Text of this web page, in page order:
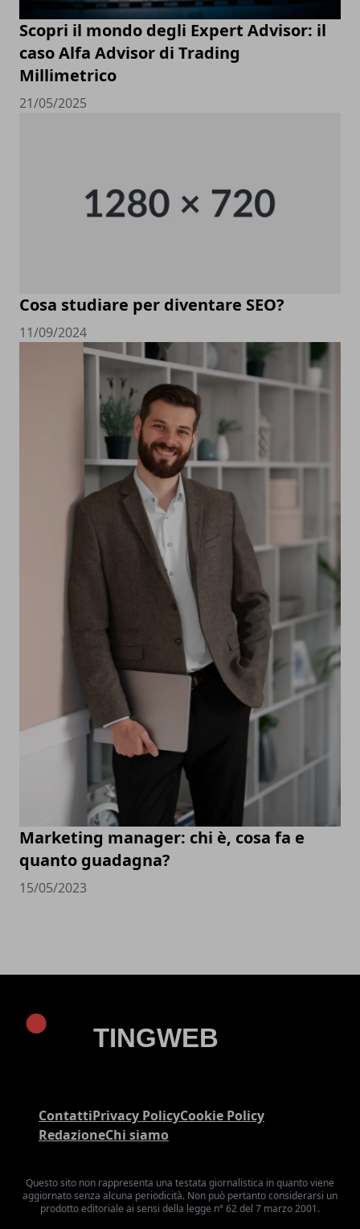
Scopri il mondo degli Expert Advisor: il
caso Alfa Advisor di Trading
Millimetrico
21/05/2025
Cosa studiare per diventare SEO?
11/09/2024
Marketing manager: chi è, cosa fa e
quanto guadagna?
15/05/2023
ContattiPrivacy PolicyCookie Policy
RedazioneChi siamo
Questo sito non rappresenta una testata giornalistica in quanto viene
aggiornato senza alcuna periodicità. Non può pertanto considerarsi un
prodotto editoriale ai sensi della legge n° 62 del 7 marzo 2001.